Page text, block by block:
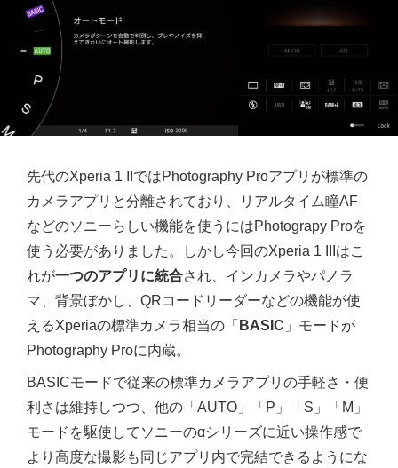
先代のXperia 1 IIではPhotography Proアプリが標準の
カメラアプリと分離されており、リアルタイム瞳AF
などのソニーらしい機能を使うにはPhotograpy Proを
使う必要がありました。しかし今回のXperia 1 IIIはこ
れが一つのアプリに統合され、インカメラやパノラ
マ、背景ぼかし、QRコードリーダーなどの機能が使
えるXperiaの標準カメラ相当の「 BASIC 」モードが
Photography Proに内蔵。
BASICモードで従来の標準カメラアプリの手軽さ・便
利さは維持しつつ、他の「AUTO」「P」「S」「M」
モードを駆使してソニーのαシリーズに近い操作感で
より高度な撮影も同じアプリ内で完結できるようにな